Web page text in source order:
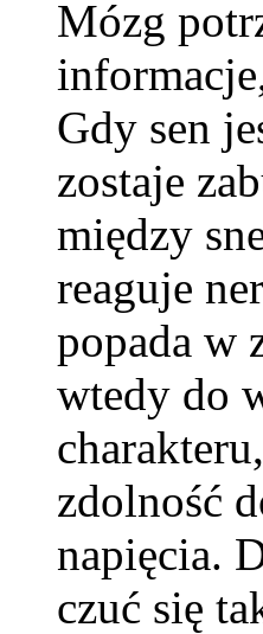
Mózg
Gdy sen
zostaje
między
reaguje
popada w
wtedy do
zdolność
napięcia.
czuć się